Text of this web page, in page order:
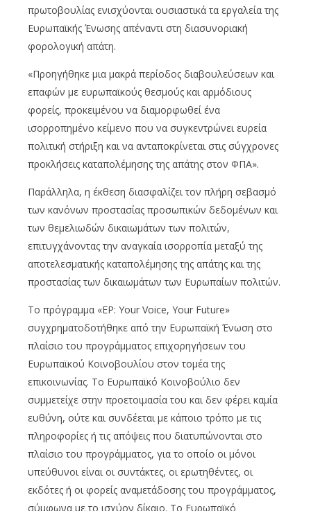
πρωτοβουλίας ενισχύονται ουσιαστικά τα εργαλεία της
Ευρωπαϊκής Ένωσης απέναντι στη διασυνοριακή
φορολογική απάτη.
«Προηγήθηκε μια μακρά περίοδος διαβουλεύσεων και
επαφών με ευρωπαϊκούς θεσμούς και αρμόδιους
φορείς, προκειμένου να διαμορφωθεί ένα
ισορροπημένο κείμενο που να συγκεντρώνει ευρεία
πολιτική στήριξη και να ανταποκρίνεται στις σύγχρονες
προκλήσεις καταπολέμησης της απάτης στον ΦΠΑ».
Παράλληλα, η έκθεση διασφαλίζει τον πλήρη σεβασμό
των κανόνων προστασίας προσωπικών δεδομένων και
των θεμελιωδών δικαιωμάτων των πολιτών,
επιτυγχάνοντας την αναγκαία ισορροπία μεταξύ της
αποτελεσματικής καταπολέμησης της απάτης και της
προστασίας των δικαιωμάτων των Ευρωπαίων πολιτών.
Το πρόγραμμα «EP: Your Voice, Your Future»
συγχρηματοδοτήθηκε από την Ευρωπαϊκή Ένωση στο
πλαίσιο του προγράμματος επιχορηγήσεων του
Ευρωπαϊκού Κοινοβουλίου στον τομέα της
επικοινωνίας. Το Ευρωπαϊκό Κοινοβούλιο δεν
συμμετείχε στην προετοιμασία του και δεν φέρει καμία
ευθύνη, ούτε και συνδέεται με κάποιο τρόπο με τις
πληροφορίες ή τις απόψεις που διατυπώνονται στο
πλαίσιο του προγράμματος, για το οποίο οι μόνοι
υπεύθυνοι είναι οι συντάκτες, οι ερωτηθέντες, οι
εκδότες ή οι φορείς αναμετάδοσης του προγράμματος,
σύμφωνα με το ισχύον δίκαιο. Το Ευρωπαϊκό